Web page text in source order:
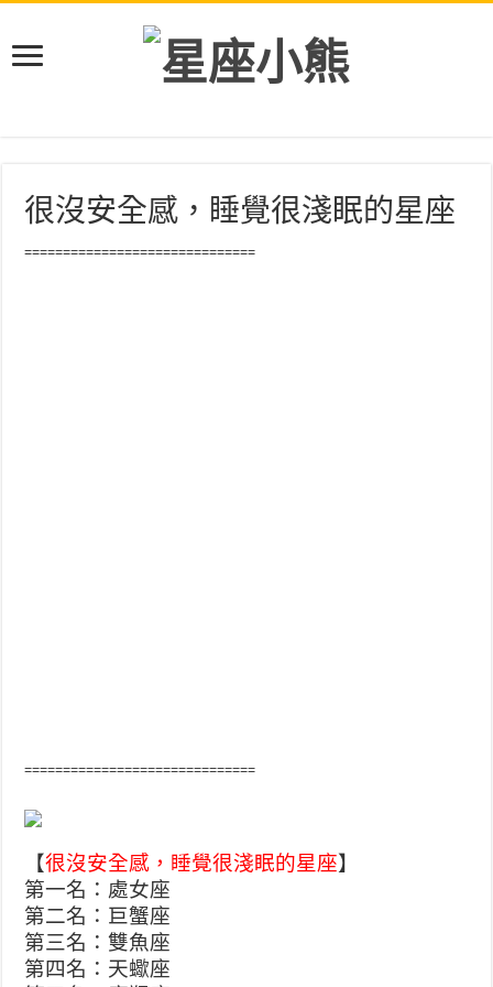
很沒安全感，睡覺很淺眠的星座
==============================
==============================
【很沒安全感，睡覺很淺眠的星座】
第一名：處女座
第二名：巨蟹座
第三名：雙魚座
第四名：天蠍座